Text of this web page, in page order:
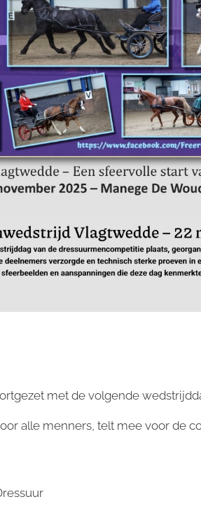
met de volgende
alle menners, telt mee voor de